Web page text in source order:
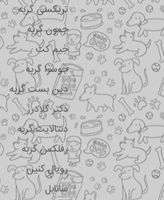
تریکسی گربه
جمون گربه
جیم کت
جوسرا گربه
دین بست گربه
دکتر کلادرز
دنتالایت گربه
رفلکس گربه
رویال کنین
سانابل